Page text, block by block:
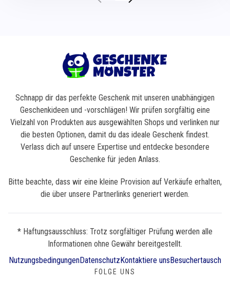
Schnapp dir das perfekte Geschenk mit unseren unabhängigen
Geschenkideen und -vorschlägen! Wir prüfen sorgfältig eine
Vielzahl von Produkten aus ausgewählten Shops und verlinken nur
die besten Optionen, damit du das ideale Geschenk findest.
Verlass dich auf unsere Expertise und entdecke besondere
Geschenke für jeden Anlass.
Bitte beachte, dass wir eine kleine Provision auf Verkäufe erhalten,
die über unsere Partnerlinks generiert werden.
* Haftungsausschluss: Trotz sorgfältiger Prüfung werden alle
Informationen ohne Gewähr bereitgestellt.
NutzungsbedingungenDatenschutzKontaktiere unsBesuchertausch
FOLGE UNS